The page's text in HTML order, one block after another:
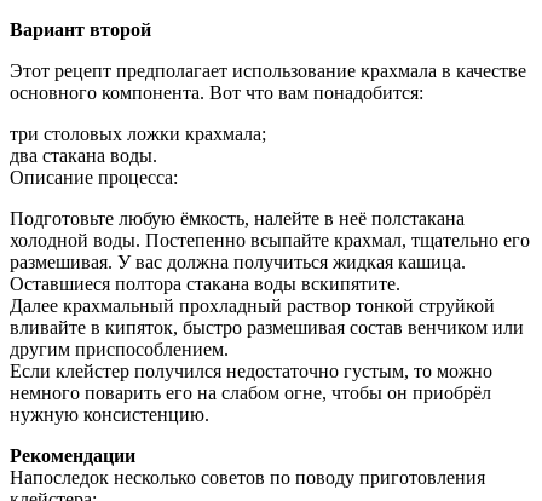
Вариант второй
Этот рецепт предполагает использование крахмала в качестве
основного компонента. Вот что вам понадобится:
три столовых ложки крахмала;
два стакана воды.
Описание процесса:
Подготовьте любую ёмкость, налейте в неё полстакана
холодной воды. Постепенно всыпайте крахмал, тщательно его
размешивая. У вас должна получиться жидкая кашица.
Оставшиеся полтора стакана воды вскипятите.
Далее крахмальный прохладный раствор тонкой струйкой
вливайте в кипяток, быстро размешивая состав венчиком или
другим приспособлением.
Если клейстер получился недостаточно густым, то можно
немного поварить его на слабом огне, чтобы он приобрёл
нужную консистенцию.
Рекомендации
Напоследок несколько советов по поводу приготовления